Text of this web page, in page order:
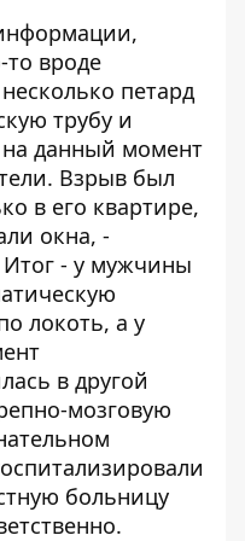
то вроде
петард
трубу и
на данный момент
Взрыв был
в его квартире,
окна, -
Итог - у мужчины
локоть, а у
в другой
мозговую
больницу